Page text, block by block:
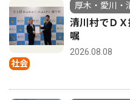
社会
厚木・愛川・
清川村でＤ
嘱
2026.08.08